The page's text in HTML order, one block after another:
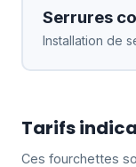
Serrures
Installation de
Tarifs
Ces fourchettes